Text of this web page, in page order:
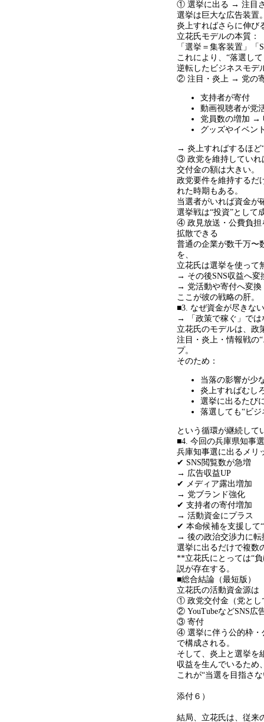
① 選挙に出る → 注目
選挙は巨大な広告装置
炎上すればさらに伸び
立花氏モデルの本質：
「選挙＝集客装置」「
これにより、 “落選し
逆転したビジネスモデ
② 注目・炎上 → 党の
支持者が寄付
動画視聴者が党
党員数の増加 →
グッズやイベン
→ 炎上すればするほど
③ 政党を維持していれ
交付金の額は大きい。
政党要件を維持するだ
れた時期もある。
当選者がいれば資金が
選挙戦は“投資”として
④ 政見放送・公費負担
拡散できる
普通の企業が数千万〜
を、
立花氏は選挙を使って
→ その後SNS収益へ変
→ 党活動や寄付へ変換
ここが彼の戦略の肝。
■3. なぜ資金が尽きな
→ 「政策で稼ぐ」では
立花氏のモデルは、政
注目・炎上・情報戦の“
プ。
そのため：
当落の影響が少
炎上すればむし
選挙に出るたび
落選しても“ビ
という循環が継続して
■4. 今回の兵庫県知事
兵庫知事選に出るメリ
✔ SNS閲覧数が急増
→ 広告収益UP
✔ メディア露出増加
→ 党ブランド強化
✔ 支持者の寄付増加
→ 活動資金にプラス
✔ 本命候補を支援して“
→ 後の政治交渉力に転
選挙に出るだけで複数
**立花氏にとっては“
説が存在する。
■総合結論（最短版）
立花氏の活動資金源は
① 政党交付金（党とし
② YouTubeなどSNS広
③ 寄付
④ 選挙に伴う公的枠・
で構成される。
そして、炎上と選挙を
収益を生んでいるため
これが“当選を目指さ
添付６）
結局、立花氏は、従来